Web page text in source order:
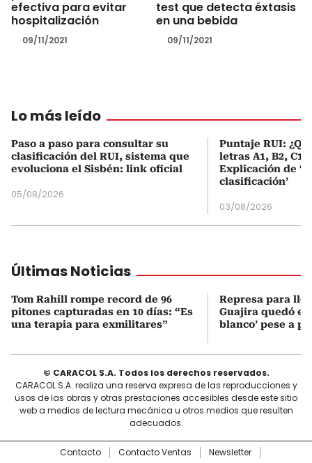
efectiva para evitar
hospitalización
09/11/2021
test que detecta éxtasis
en una bebida
09/11/2021
Lo más leído
Paso a paso para consultar su
clasificación del RUI, sistema que
evoluciona el Sisbén: link oficial
05/08/2026
Puntaje RUI:
letras A1, B2, C1
Explicación de
clasificación’
03/08/2026
Últimas Noticias
Tom Rahill rompe record de 96
pitones capturadas en 10 días: “Es
una terapia para exmilitares”
Represa para
Guajira quedó en
blanco’ pese a
© CARACOL S.A. Todos los derechos reservados.
CARACOL S.A. realiza una reserva expresa de las reproducciones y
usos de las obras y otras prestaciones accesibles desde este sitio
web a medios de lectura mecánica u otros medios que resulten
adecuados.
Contacto Contacto Ventas
Newsletter